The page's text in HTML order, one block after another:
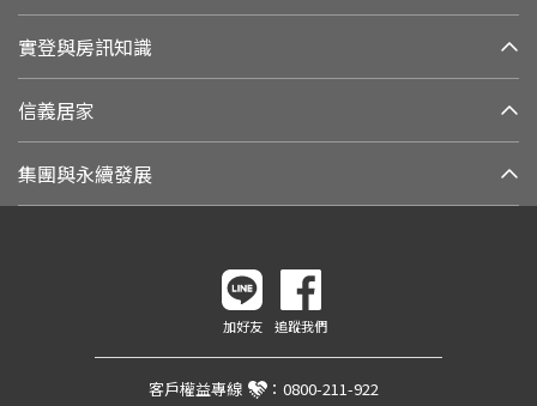
實登與房訊知識
信義居家
集團與永續發展
加好友 追蹤我們
客戶權益專線 ： 0800-211-922